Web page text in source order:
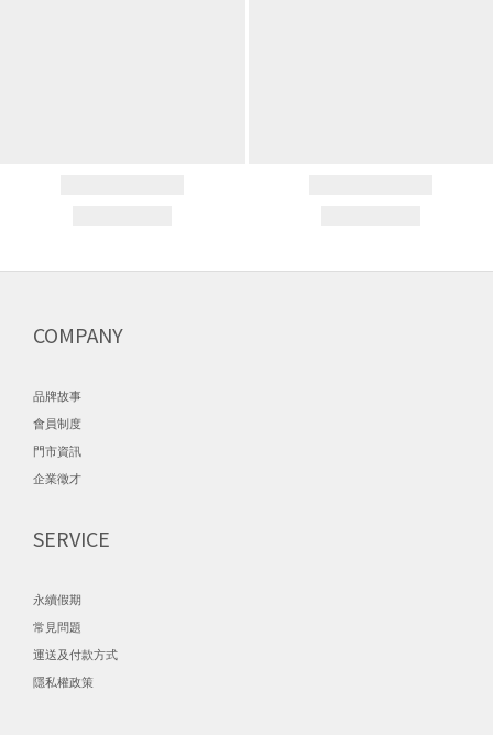
COMPANY
品牌故事
會員制度
門市資訊
企業徵才
SERVICE
永續假期
常見問題
運送及付款方式
隱私權政策